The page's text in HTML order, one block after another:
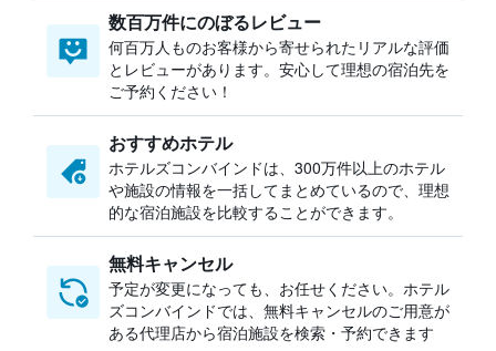
数百万件にのぼるレビュー
何百万人ものお客様から寄せられたリアルな評価
とレビューがあります。安心して理想の宿泊先を
ご予約ください！
おすすめホテル
ホテルズコンバインドは、300万件以上のホテル
や施設の情報を一括してまとめているので、理想
的な宿泊施設を比較することができます。
無料キャンセル
予定が変更になっても、お任せください。ホテル
ズコンバインドでは、無料キャンセルのご用意が
ある代理店から宿泊施設を検索・予約できます